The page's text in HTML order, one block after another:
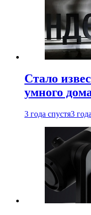
Стало
умного
3 года спустя3